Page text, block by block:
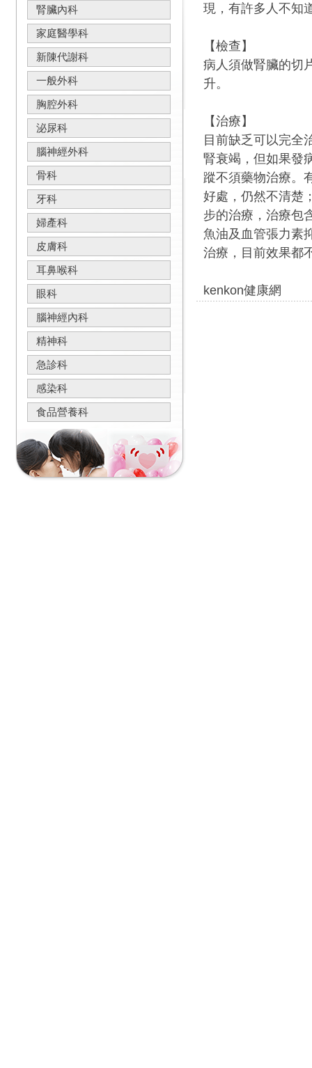
腎臟內科
家庭醫學科
新陳代謝科
一般外科
胸腔外科
泌尿科
腦神經外科
骨科
牙科
婦產科
皮膚科
耳鼻喉科
眼科
腦神經內科
精神科
急診科
感染科
食品營養科
現，有許多人不知
【檢查】
病人須做腎臟的切
升。
【治療】
目前缺乏可以完全
腎衰竭，但如果發
蹤不須藥物治療。
好處，仍然不清楚
步的治療，治療包
魚油及血管張力素
治療，目前效果都
kenkon健康網